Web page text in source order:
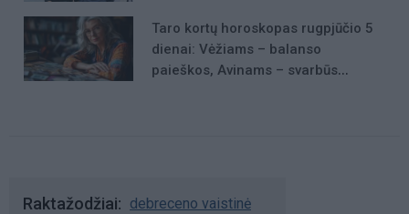
Taro kortų horoskopas rugpjūčio 5
dienai: Vėžiams – balanso
paieškos, Avinams – svarbūs
Raktažodžiai debreceno vaistinė